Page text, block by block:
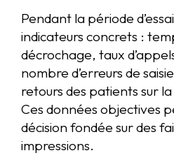
Pendant la période
indicateurs concrets :
décrochage, taux
nombre d’erreurs de
retours des patients sur la
Ces données objectives
décision fondée sur des
impressions.